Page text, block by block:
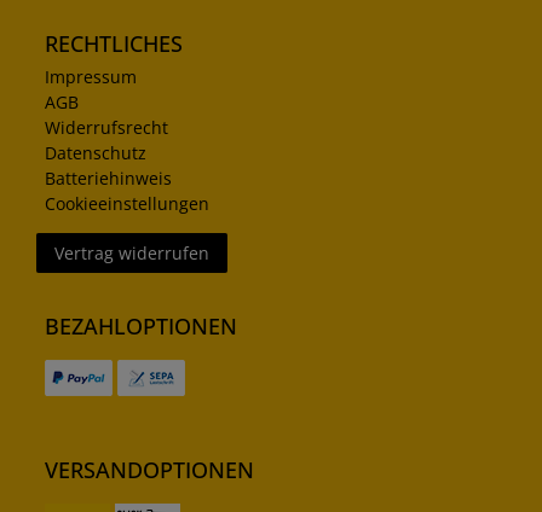
RECHTLICHES
Impressum
AGB
Widerrufsrecht
Datenschutz
Batteriehinweis
Cookieeinstellungen
Vertrag widerrufen
BEZAHLOPTIONEN
VERSANDOPTIONEN